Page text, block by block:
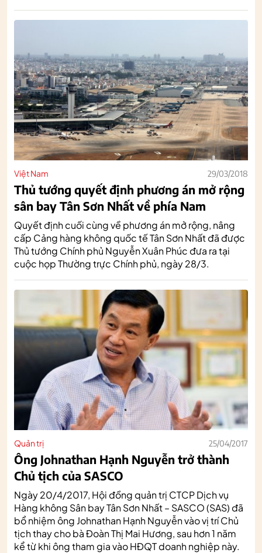
Việt Nam 29/03/2018
Thủ tướng quyết định phương án mở rộng
sân bay Tân Sơn Nhất về phía Nam
Quyết định cuối cùng về phương án mở rộng, nâng
cấp Cảng hàng không quốc tế Tân Sơn Nhất đã được
Thủ tướng Chính phủ Nguyễn Xuân Phúc đưa ra tại
cuộc họp Thường trực Chính phủ, ngày 28/3.
Quản trị 25/04/2017
Ông Johnathan Hạnh Nguyễn trở thành
Chủ tịch của SASCO
Ngày 20/4/2017, Hội đồng quản trị CTCP Dịch vụ
Hàng không Sân bay Tân Sơn Nhất – SASCO (SAS) đã
bổ nhiệm ông Johnathan Hạnh Nguyễn vào vị trí Chủ
tịch thay cho bà Đoàn Thị Mai Hương, sau hơn 1 năm
kể từ khi ông tham gia vào HĐQT doanh nghiệp này.